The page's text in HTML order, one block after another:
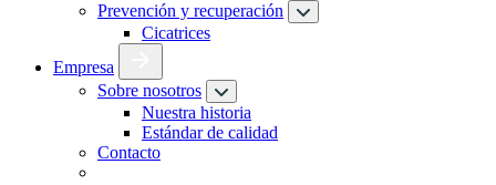
Prevención y recuperación
Cicatrices
Empresa
Sobre nosotros
Nuestra historia
Estándar de calidad
Contacto